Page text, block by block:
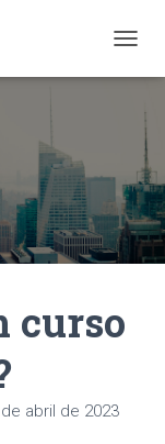
L
A
R
N
A
V
curso
abril de 2023